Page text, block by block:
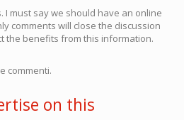
I must say we should have an online
comments will close the discussion
the benefits from this information.
commenti.
on this